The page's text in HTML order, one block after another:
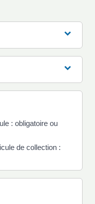
: obligatoire ou
de collection :